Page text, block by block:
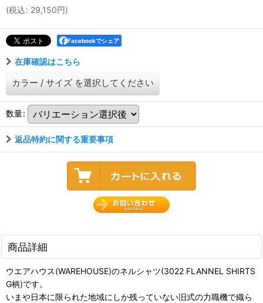
(税込: 29,150円)
Facebookでシェア
在庫確認はこちら
カラー / サイズ を選択してください
数量:
返品特約に関する重要事項
商品詳細
ウエアハウス(WAREHOUSE)のネルシャツ(3022 FLANNEL SHIRTS
G柄)です。
いまや日本に限られた地域にしか残っていない旧式の力職機で織ら